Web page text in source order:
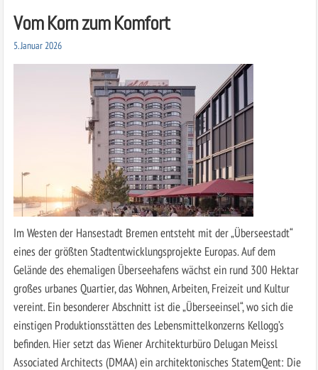
Vom Korn zum Komfort
5. Januar 2026
Im Westen der Hansestadt Bremen entsteht mit der „Überseestadt“
eines der größten Stadtentwicklungsprojekte Europas. Auf dem
Gelände des ehemaligen Überseehafens wächst ein rund 300 Hektar
großes urbanes Quartier, das Wohnen, Arbeiten, Freizeit und Kultur
vereint. Ein besonderer Abschnitt ist die „Überseeinsel“, wo sich die
einstigen Produktionsstätten des Lebensmittelkonzerns Kellogg’s
befinden. Hier setzt das Wiener Architekturbüro Delugan Meissl
Associated Architects (DMAA) ein architektonisches StatemQent: Die